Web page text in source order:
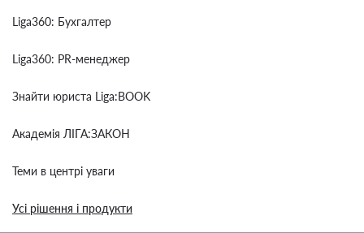
Liga360: Бухгалтер
Liga360: PR-менеджер
Знайти юриста Liga:BOOK
Академія ЛІГА:ЗАКОН
Теми в центрі уваги
Усі рішення і продукти